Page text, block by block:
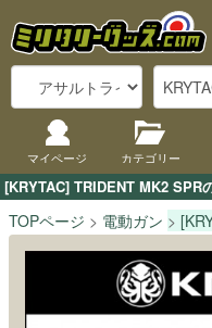
[KRYTAC] TRIDENT MK2 SPR
マイページ カテゴリー
TOPページ 電動ガン